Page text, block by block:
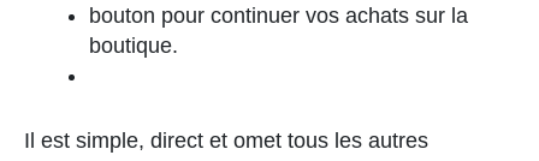
bouton pour continuer vos achats sur la
boutique.
Il est simple, direct et omet tous les autres